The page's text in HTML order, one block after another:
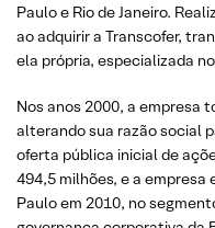
Paulo e Rio de Janeiro.
ao adquirir a Transcofer,
ela própria, especializada
Nos anos 2000, a empresa
alterando sua razão social
oferta pública inicial de
494,5 milhões, e a empresa
Paulo em 2010, no